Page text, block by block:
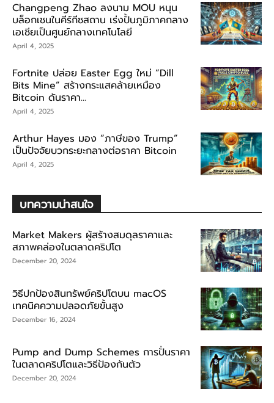
Changpeng Zhao ลงนาม MOU หนุน
บล็อกเชนในคีร์กีซสถาน เร่งปั้นภูมิภาคกลาง
เอเชียเป็นศูนย์กลางเทคโนโลยี
April 4, 2025
Fortnite ปล่อย Easter Egg ใหม่ “Dill
Bits Mine” สร้างกระแสคล้ายเหมือง
Bitcoin ดันราคา...
April 4, 2025
Arthur Hayes มอง “ภาษีของ Trump”
เป็นปัจจัยบวกระยะกลางต่อราคา Bitcoin
April 4, 2025
บทความน่าสนใจ
Market Makers ผู้สร้างสมดุลราคาและ
สภาพคล่องในตลาดคริปโต
December 20, 2024
วิธีปกป้องสินทรัพย์คริปโตบน macOS
เทคนิคความปลอดภัยขั้นสูง
December 16, 2024
Pump and Dump Schemes การปั่นราคา
ในตลาดคริปโตและวิธีป้องกันตัว
December 20, 2024